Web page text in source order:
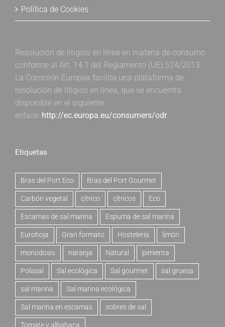
Política de Cookies
Resolución de litigios en línea en materia de consumo
conforme al Art. 14.1 del Reglamento (UE) 524/2013:
La Comisión Europea facilita una plataforma de
resolución de litigios en línea, que se encuentra
disponible en el siguiente
enlace: http://ec.europa.eu/consumers/odr
Etiquetas
Bras del Port Eco Bras del Port Gourmet
Carbón vegetal cítrico cítricos Eco
Escamas de sal marina Espuma de sal marina
Eurohoja Gran formato Hostelería limón
monodosis naranja Natural pimienta
Polasal Sal ecológica Sal gourmet sal gruesa
sal marina Sal marina ecológica
Sal marina en escamas sobres de sal
Tomate y albahaca